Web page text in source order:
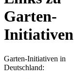
Garten-
Initiativen
Garten-Initiativen in
Deutschland: